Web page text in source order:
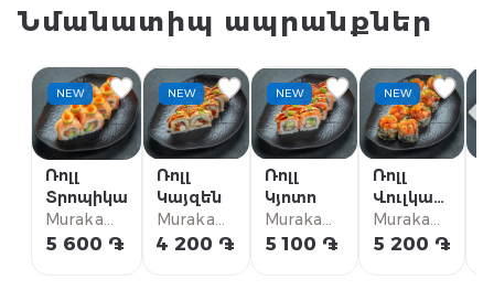
Նմանատիպ ապրանքներ
NEW
Ռոլլ
Տրոպիկա
Murakami
City
5 600 ֏
NEW
Ռոլլ
Կայզեն
Murakami
City
4 200 ֏
NEW
Ռոլլ
Կյոտո
Murakami
City
5 100 ֏
NEW
Ռոլլ
Վուլկան
սաղմոն
Murakami
City
5 200 ֏